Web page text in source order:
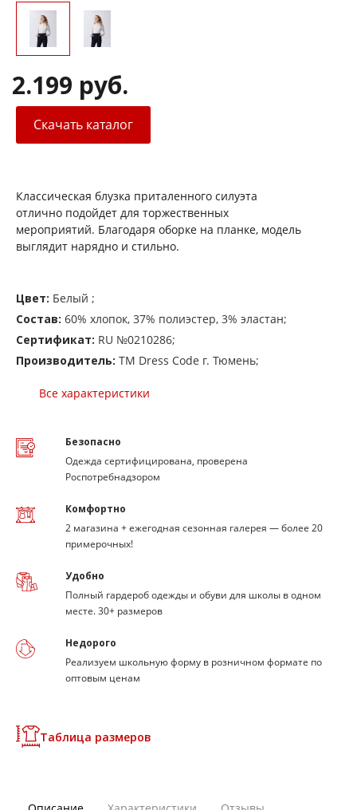
2.199 руб.
Скачать каталог
Таблица размеров
Классическая блузка приталенного силуэта
отлично подойдет для торжественных
мероприятий. Благодаря оборке на планке, модель
выглядит нарядно и стильно.
Цвет: Белый ;
Состав: 60% хлопок, 37% полиэстер, 3% эластан;
Сертификат: RU №0210286;
Производитель: ТМ Dress Code г. Тюмень;
Все характеристики
Безопасно
Одежда сертифицирована, проверена
Роспотребнадзором
Комфортно
2 магазина + ежегодная сезонная галерея — более 20
примерочных!
Удобно
Полный гардероб одежды и обуви для школы в одном
месте. 30+ размеров
Недорого
Реализуем школьную форму в розничном формате по
оптовым ценам